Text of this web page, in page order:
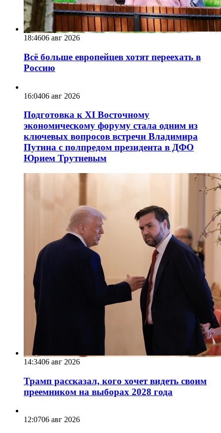
18:4606 авг 2026
Всё больше европейцев хотят переехать в
Россию
16:0406 авг 2026
Подготовка к XI Восточному
экономическому форуму стала одним из
ключевых вопросов встречи Владимира
Путина с полпредом президента в ДФО
Юрием Трутневым
14:3406 авг 2026
Трамп рассказал, кого хочет видеть своим
преемником на выборах 2028 года
12:0706 авг 2026